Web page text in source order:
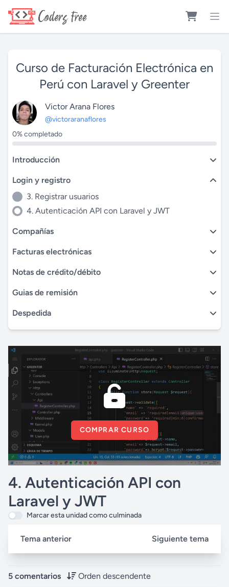
COMPRAR CURSO
4. Autenticación API con
Laravel y JWT
Marcar esta unidad como culminada
Tema anterior Siguiente tema
5 comentarios Orden descendente
Curso de Facturación Electrónica en
Perú con Laravel y Greenter
Victor Arana Flores
@victoraranaflores
0% completado
Introducción
Login y registro
3. Registrar usuarios
4. Autenticación API con Laravel y JWT
Compañías
Facturas electrónicas
Notas de crédito/débito
Guias de remisión
Despedida